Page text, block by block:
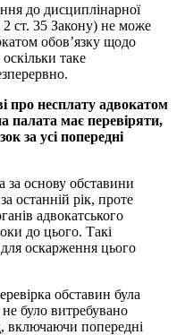
до дисциплінарної
2 ст. 35 Закону) не може
обов’язку щодо
таке
про несплату адвокатом
палата має перевіряти,
за усі попередні
основу обставини
останній рік, проте
адвокатського
до цього. Такі
оскарження цього
обставин була
було витребувано
включаючи попередні